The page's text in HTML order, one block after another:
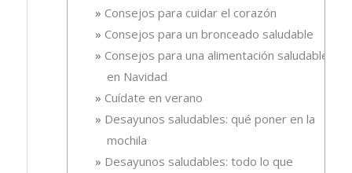
Consejos para cuidar el corazón
Consejos para un bronceado saludable
Consejos para una alimentación saludable
en Navidad
Cuídate en verano
Desayunos saludables: qué poner en la
mochila
Desayunos saludables: todo lo que